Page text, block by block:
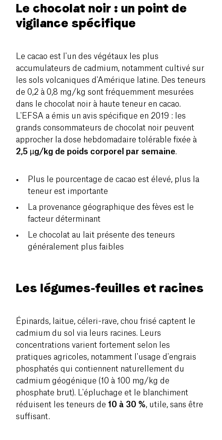
Le chocolat noir : un point de
vigilance spécifique
Le cacao est l'un des végétaux les plus
accumulateurs de cadmium, notamment cultivé sur
les sols volcaniques d'Amérique latine. Des teneurs
de 0,2 à 0,8 mg/kg sont fréquemment mesurées
dans le chocolat noir à haute teneur en cacao.
L'EFSA a émis un avis spécifique en 2019 : les
grands consommateurs de chocolat noir peuvent
approcher la dose hebdomadaire tolérable fixée à
2,5 µg/kg de poids corporel par semaine.
Plus le pourcentage de cacao est élevé, plus la
teneur est importante
La provenance géographique des fèves est le
facteur déterminant
Le chocolat au lait présente des teneurs
généralement plus faibles
Les légumes-feuilles et racines
Épinards, laitue, céleri-rave, chou frisé captent le
cadmium du sol via leurs racines. Leurs
concentrations varient fortement selon les
pratiques agricoles, notamment l'usage d'engrais
phosphatés qui contiennent naturellement du
cadmium géogénique (10 à 100 mg/kg de
phosphate brut). L'épluchage et le blanchiment
réduisent les teneurs de 10 à 30 %, utile, sans être
suffisant.